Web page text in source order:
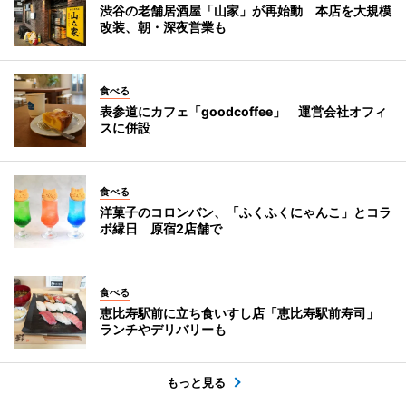
渋谷の老舗居酒屋「山家」が再始動 本店を大規模
改装、朝・深夜営業も
食べる
表参道にカフェ「goodcoffee」 運営会社オフィ
スに併設
食べる
洋菓子のコロンバン、「ふくふくにゃんこ」とコラ
ボ縁日 原宿2店舗で
食べる
恵比寿駅前に立ち食いすし店「恵比寿駅前寿司」
ランチやデリバリーも
もっと見る